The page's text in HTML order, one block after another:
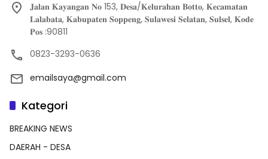
𝐉𝐚𝐥𝐚𝐧 𝐊𝐚𝐲𝐚𝐧𝐠𝐚𝐧 𝐍𝐨 153, 𝐃𝐞𝐬𝐚/𝐊𝐞𝐥𝐮𝐫𝐚𝐡𝐚𝐧 𝐁𝐨𝐭𝐭𝐨, 𝐊𝐞𝐜𝐚𝐦𝐚𝐭𝐚𝐧
𝐋𝐚𝐥𝐚𝐛𝐚𝐭𝐚, 𝐊𝐚𝐛𝐮𝐩𝐚𝐭𝐞𝐧 𝐒𝐨𝐩𝐩𝐞𝐧𝐠, 𝐒𝐮𝐥𝐚𝐰𝐞𝐬𝐢 𝐒𝐞𝐥𝐚𝐭𝐚𝐧, 𝐒𝐮𝐥𝐬𝐞𝐥, 𝐊𝐨𝐝𝐞
𝐏𝐨𝐬 :90811
0823-3293-0636
emailsaya@gmail.com
Kategori
BREAKING NEWS
DAERAH - DESA